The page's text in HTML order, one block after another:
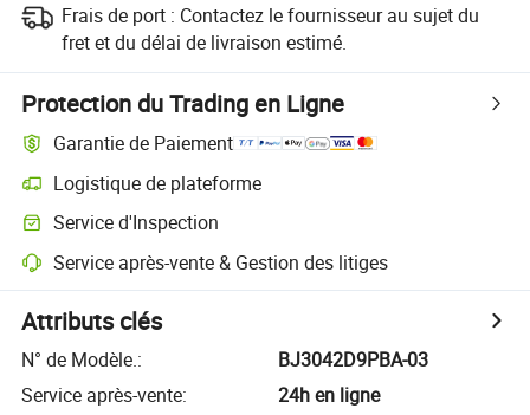
Frais de port : Contactez le fournisseur au sujet du
fret et du délai de livraison estimé.
Protection du Trading en Ligne
Garantie de Paiement
Logistique de plateforme
Service d'Inspection
Service après-vente & Gestion des litiges
Attributs clés
N° de Modèle.:
BJ3042D9PBA-03
Service après-vente:
24h en ligne